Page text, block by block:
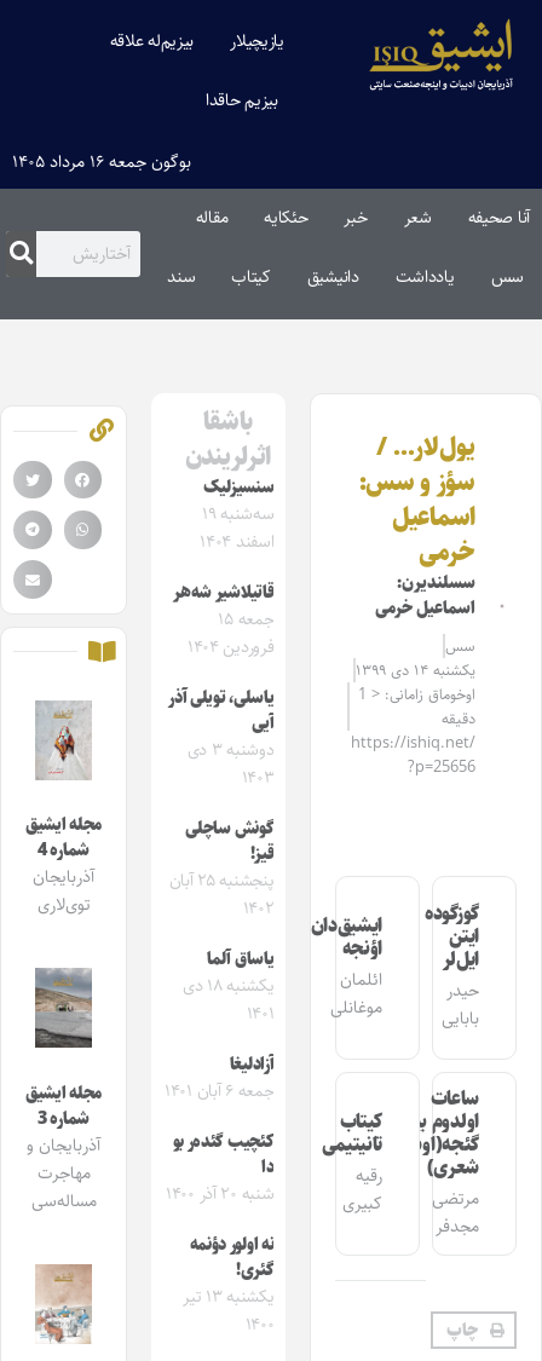
یازیچیلار بیزیم‌له علاقه
بیزیم حاقدا
بوگون جمعه ۱۶ مرداد ۱۴۰۵
آنا صحیفه شعر خبر حئکایه مقاله‌
سس یادداشت دانیشیق کیتاب سند
یول‌لار… /
سؤز و سس:
اسماعیل
خرمی
سسلندیرن:
اسماعیل خرمی
سس
یکشنبه ۱۴ دی ۱۳۹۹
اوخوماق زامانی: < 1
دقیقه
https://ishiq.net/
?p=25656
گوزگوده
ایتن
ایل‌لر
حیدر
بابایی
ایشیق‌دان
اؤنجه
ائلمان
موغانلی
ساعات
اولدوم بیر
گئجه(اوشاق
شعری)
مرتضی
مجدفر
کیتاب
تانیتیمی
رقیه
کبیری
چاپ
باشقا
اثرلریندن
سنسیزلیک
سه‌شنبه ۱۹
اسفند ۱۴۰۴
قاتیلاشیر شه‌هر
جمعه ۱۵
فروردین ۱۴۰۴
یاسلی، تویلی آذر
آیی
دوشنبه ۳ دی
۱۴۰۳
گونش ساچلی
قیز!
پنجشنبه ۲۵ آبان
۱۴۰۲
یاساق آلما
یکشنبه ۱۸ دی
۱۴۰۱
آزادلیغا
جمعه ۶ آبان ۱۴۰۱
کئچیب گئده‌ر بو
دا
شنبه ۲۰ آذر ۱۴۰۰
نه اولور دؤنمه
گئری!
یکشنبه ۱۳ تیر
۱۴۰۰
مجله ایشیق
شماره 4
آذربایجان
توی‌لاری
مجله ایشیق
شماره 3
آذربایجان و
مهاجرت
مساله‌سی